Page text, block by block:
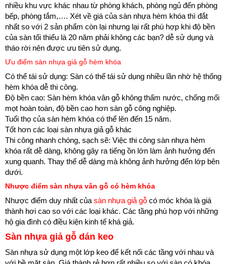
nhiều khu vực khác nhau từ phòng khách, phòng ngủ đến phòng
bếp, phòng tắm,…. Xét về giá của sàn nhựa hèm khóa thì đắt
nhất so với 2 sản phẩm còn lại nhưng lại rất phù hợp khi độ bền
của sàn tối thiểu là 20 năm phải không các bạn? dễ sử dụng và
tháo rời nên được ưu tiên sử dụng.
Ưu điểm sàn nhựa giả gỗ hèm khóa
Có thể tái sử dụng: Sàn có thể tái sử dụng nhiều lần nhờ hệ thống
hèm khóa dễ thi công.
Độ bền cao: Sàn hèm khóa vân gỗ không thấm nước, chống mối
mọt hoàn toàn, độ bền cao hơn sàn gỗ công nghiệp.
Tuổi thọ của sàn hèm khóa có thể lên đến 15 năm.
Tốt hơn các loại sàn nhựa giả gỗ khác
Thi công nhanh chóng, sạch sẽ: Việc thi công sàn nhựa hèm
khóa rất dễ dàng, không gây ra tiếng ồn lớn làm ảnh hưởng đến
xung quanh. Thay thế dễ dàng mà không ảnh hưởng đến lớp bên
dưới.
Nhược điểm sàn nhựa vân gỗ có hèm khóa
Nhược điểm duy nhất của sàn nhựa giả gỗ có móc khóa là giá
thành hơi cao so với các loại khác. Các tầng phù hợp với những
hộ gia đình có điều kiện kinh tế khá giả.
Sàn nhựa giả gỗ dán keo
Sàn nhựa sử dụng một lớp keo để kết nối các tầng với nhau và